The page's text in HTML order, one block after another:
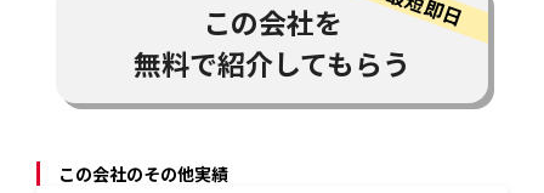
この会社を
無料で紹介してもらう
この会社のその他実績